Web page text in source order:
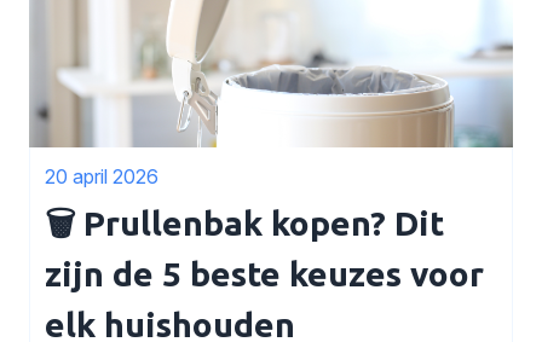
20 april 2026
🗑️ Prullenbak kopen? Dit
zijn de 5 beste keuzes voor
elk huishouden